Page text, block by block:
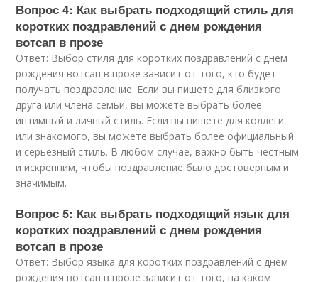
Вопрос 4: Как выбрать подходящий стиль для
коротких поздравлений с днем рождения
вотсап в прозе
Ответ: Выбор стиля для коротких поздравлений с днем
рождения вотсап в прозе зависит от того, кто будет
получать поздравление. Если вы пишете для близкого
друга или члена семьи, вы можете выбрать более
интимный и личный стиль. Если вы пишете для коллеги
или знакомого, вы можете выбрать более официальный
и серьёзный стиль. В любом случае, важно быть честным
и искренним, чтобы поздравление было достоверным и
значимым.
Вопрос 5: Как выбрать подходящий язык для
коротких поздравлений с днем рождения
вотсап в прозе
Ответ: Выбор языка для коротких поздравлений с днем
рождения вотсап в прозе зависит от того, на каком